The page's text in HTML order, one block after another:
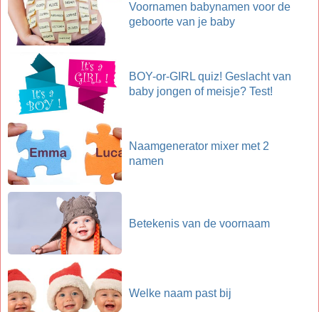
Voornamen babynamen voor de
geboorte van je baby
BOY-or-GIRL quiz! Geslacht van
baby jongen of meisje? Test!
Naamgenerator mixer met 2
namen
Betekenis van de voornaam
Welke naam past bij